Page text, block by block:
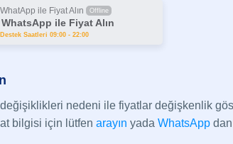
WhatApp ile Fiyat Alın Offline
WhatsApp ile Fiyat Alın
Destek Saatleri 09:00 - 22:00
nedeni ile fiyatlar değişkenlik
bilgisi için lütfen arayın yada WhatsApp